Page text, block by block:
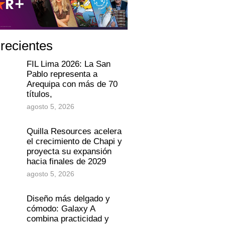
FIL Lima 2026: La San
Pablo representa a
Arequipa con más de 70
títulos,
agosto 5, 2026
Quilla Resources acelera
el crecimiento de Chapi y
proyecta su expansión
hacia finales de 2029
agosto 5, 2026
Diseño más delgado y
cómodo: Galaxy A
combina practicidad y